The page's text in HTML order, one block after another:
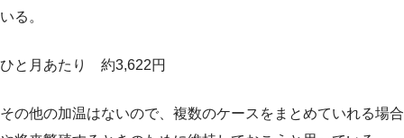
いる。
ひと月あたり 約3,622円
その他の加温はないので、複数のケースをまとめていれる場合